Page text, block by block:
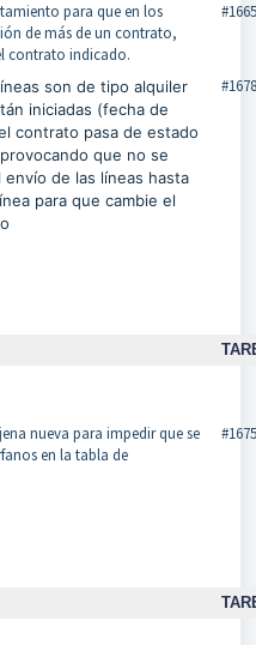
para que en los
de más de un contrato,
contrato indicado.
son de tipo alquiler
iniciadas (fecha de
contrato pasa de estado
que no se
de las líneas hasta
para que cambie el
nueva para impedir que se
en la tabla de